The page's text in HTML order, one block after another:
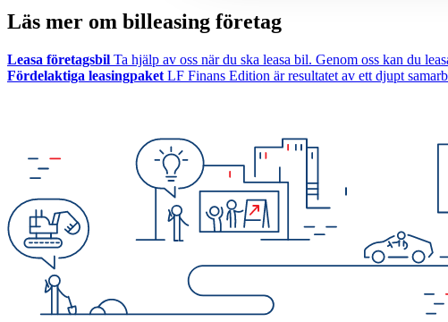
Läs mer om billeasing företag
Leasa företagsbil Ta hjälp av oss när du ska leasa bil. Genom oss kan du
Fördelaktiga leasingpaket LF Finans Edition är resultatet av ett djupt